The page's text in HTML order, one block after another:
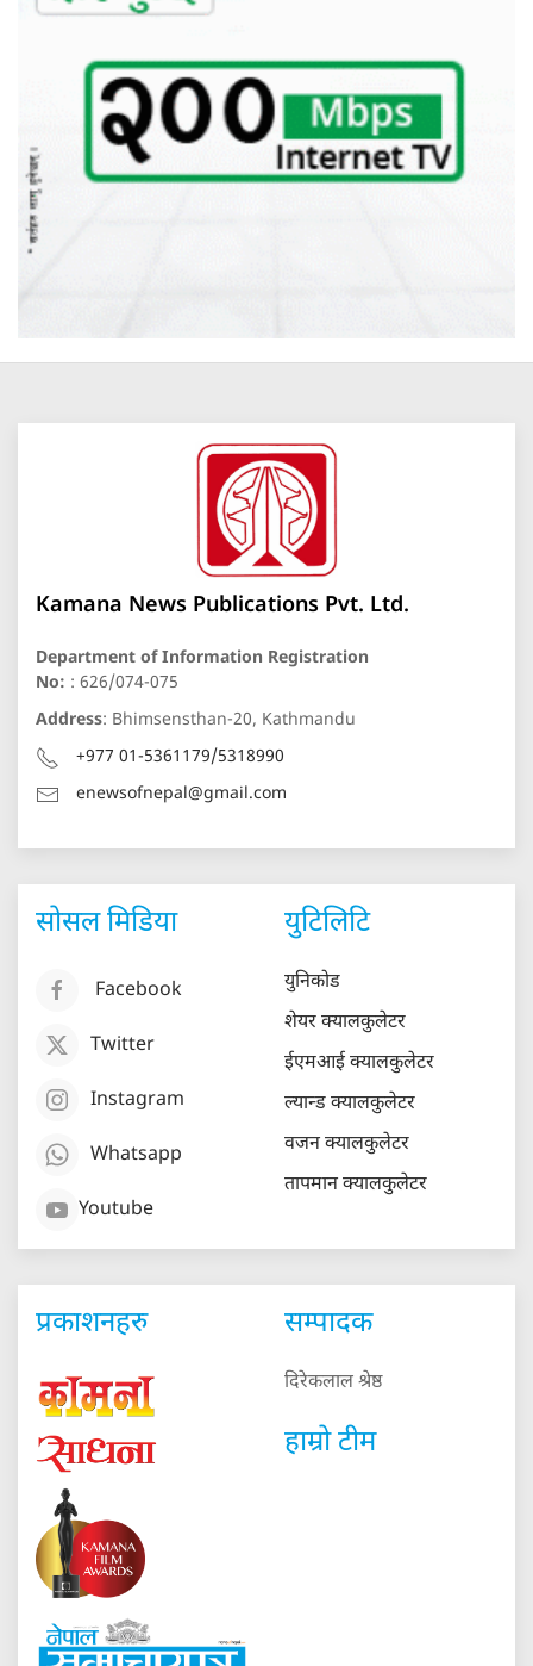
Kamana News Publications Pvt. Ltd.
Department of Information Registration
No: : 626/074-075
Address: Bhimsensthan-20, Kathmandu
+977 01-5361179/5318990
enewsofnepal@gmail.com
सोसल मिडिया
Facebook
Twitter
Instagram
Whatsapp
Youtube
युटिलिटि
युनिकोड
शेयर क्यालकुलेटर
ईएमआई क्यालकुलेटर
ल्यान्ड क्यालकुलेटर
वजन क्यालकुलेटर
तापमान क्यालकुलेटर
प्रकाशनहरु सम्पादक
दिरेकलाल श्रेष्ठ
हाम्रो टीम